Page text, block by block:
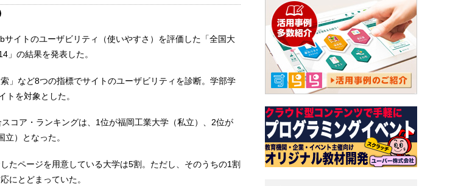
サイトのユーザビリティ（使いやすさ）を評価した「全国大
」の結果を発表した。
」など8つの指標でサイトのユーザビリティを診断。学部学
トを対象とした。
コア・ランキングは、1位が福岡工業大学（私立）、2位が
）となった。
たページを用意している大学は5割。ただし、そのうちの1割
にとどまっていた。